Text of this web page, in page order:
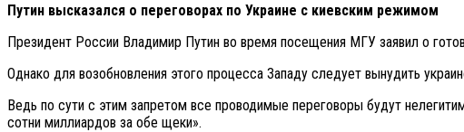
Путин высказался о переговорах по Украине с киевским режимом
Президент России Владимир Путин во время посещения МГУ заявил о
Однако для возобновления этого процесса Западу следует вынудить
Ведь по сути с этим запретом все проводимые переговоры будут
сотни миллиардов за обе щеки».